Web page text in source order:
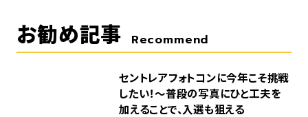
お勧め記事 Recommend
セントレアフォトコンに今年こそ挑戦
したい！～普段の写真にひと工夫を
加えることで、入選も狙える